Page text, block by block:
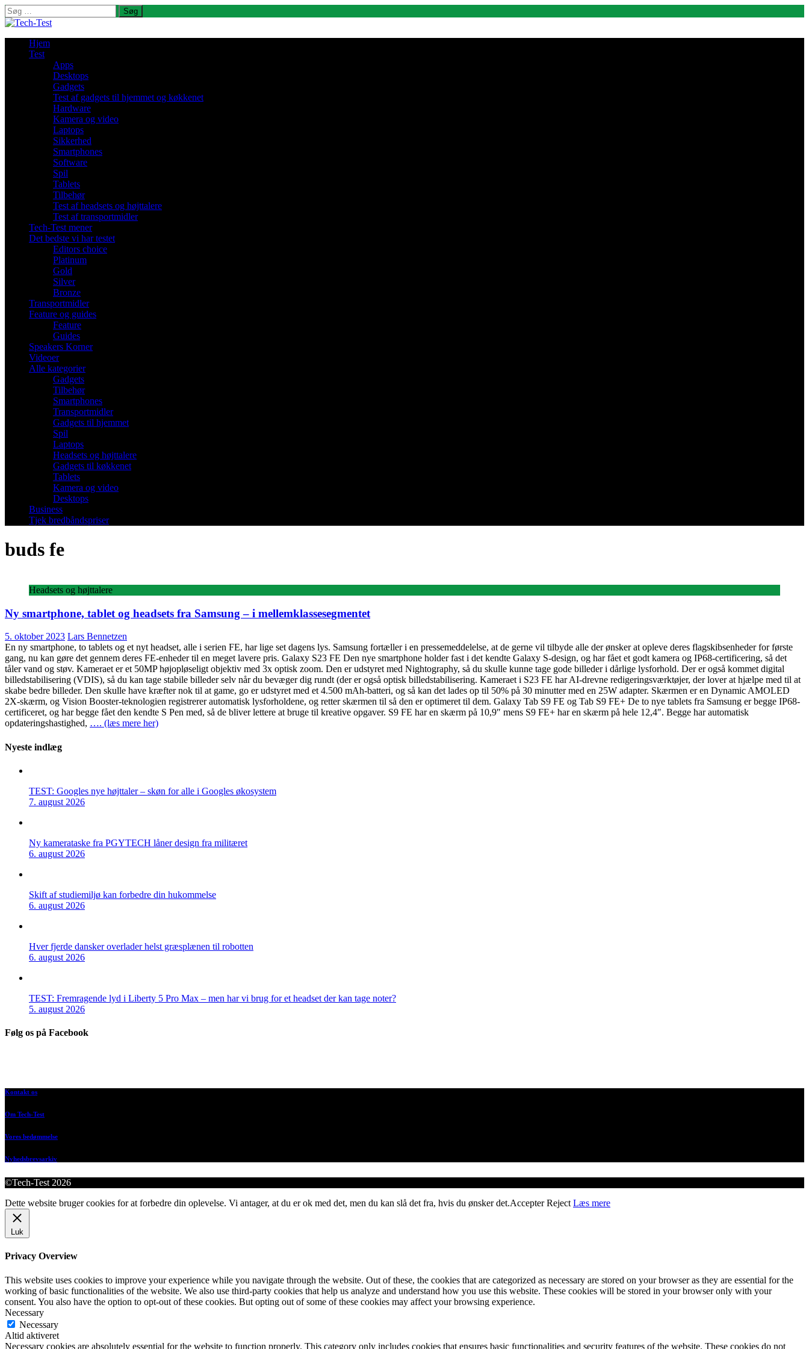
Søg
efter:
Hjem
Test
Apps
Desktops
Gadgets
Test af gadgets til hjemmet og køkkenet
Hardware
Kamera og video
Laptops
Sikkerhed
Smartphones
Software
Spil
Tablets
Tilbehør
Test af headsets og højttalere
Test af transportmidler
Tech-Test mener
Det bedste vi har testet
Editors choice
Platinum
Gold
Silver
Bronze
Transportmidler
Feature og guides
Feature
Guides
Speakers Korner
Videoer
Alle kategorier
Gadgets
Tilbehør
Smartphones
Transportmidler
Gadgets til hjemmet
Spil
Laptops
Headsets og højttalere
Gadgets til køkkenet
Tablets
Kamera og video
Desktops
Business
Tjek bredbåndspriser
buds fe
Headsets og højttalere
Ny smartphone, tablet og headsets fra Samsung – i mellemklassesegmentet
5. oktober 2023 Lars Bennetzen
En ny smartphone, to tablets og et nyt headset, alle i serien FE, har lige set dagens lys. Samsung fortæller i en pressemeddelelse, at de gerne vil tilbyde alle der ønsker at opleve deres flagskibsenheder for første
gang, nu kan gøre det gennem deres FE-enheder til en meget lavere pris. Galaxy S23 FE Den nye smartphone holder fast i det kendte Galaxy S-design, og har fået et godt kamera og IP68-certificering, så det
tåler vand og støv. Kameraet er et 50MP højopløseligt objektiv med 3x optisk zoom. Den er udstyret med Nightography, så du skulle kunne tage gode billeder i dårlige lysforhold. Der er også kommet digital
billedstabilisering (VDIS), så du kan tage stabile billeder selv når du bevæger dig rundt (der er også optisk billedstabilisering. Kameraet i S23 FE har AI-drevne redigeringsværktøjer, der lover at hjælpe med til at
skabe bedre billeder. Den skulle have kræfter nok til at game, go er udstyret med et 4.500 mAh-batteri, og så kan det lades op til 50% på 30 minutter med en 25W adapter. Skærmen er en Dynamic AMOLED
2X-skærm, og Vision Booster-teknologien registrerer automatisk lysforholdene, og retter skærmen til så den er optimeret til dem. Galaxy Tab S9 FE og Tab S9 FE+ De to nye tablets fra Samsung er begge IP68-
certificeret, og har begge fået den kendte S Pen med, så de bliver lettere at bruge til kreative opgaver. S9 FE har en skærm på 10,9″ mens S9 FE+ har en skærm på hele 12,4″. Begge har automatisk
opdateringshastighed, …. (læs mere her)
Nyeste indlæg
TEST: Googles nye højttaler – skøn for alle i Googles økosystem
7. august 2026
Ny kamerataske fra PGYTECH låner design fra militæret
6. august 2026
Skift af studiemiljø kan forbedre din hukommelse
6. august 2026
Hver fjerde dansker overlader helst græsplænen til robotten
6. august 2026
TEST: Fremragende lyd i Liberty 5 Pro Max – men har vi brug for et headset der kan tage noter?
5. august 2026
Følg os på Facebook
Kontakt os
Om Tech-Test
Vores bedømmelse
Nyhedsbrevsarkiv
©Tech-Test 2026
Dette website bruger cookies for at forbedre din oplevelse. Vi antager, at du er ok med det, men du kan slå det fra, hvis du ønsker det.Accepter Reject Læs mere
Luk
Privacy Overview
This website uses cookies to improve your experience while you navigate through the website. Out of these, the cookies that are categorized as necessary are stored on your browser as they are essential for the
working of basic functionalities of the website. We also use third-party cookies that help us analyze and understand how you use this website. These cookies will be stored in your browser only with your
consent. You also have the option to opt-out of these cookies. But opting out of some of these cookies may affect your browsing experience.
Necessary
Necessary
Altid aktiveret
Necessary cookies are absolutely essential for the website to function properly. This category only includes cookies that ensures basic functionalities and security features of the website. These cookies do not